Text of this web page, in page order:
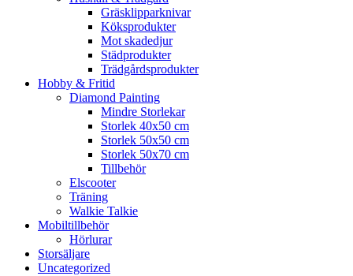
Gräsklipparknivar
Köksprodukter
Mot skadedjur
Städprodukter
Trädgårdsprodukter
Hobby & Fritid
Diamond Painting
Mindre Storlekar
Storlek 40x50 cm
Storlek 50x50 cm
Storlek 50x70 cm
Tillbehör
Elscooter
Träning
Walkie Talkie
Mobiltillbehör
Hörlurar
Storsäljare
Uncategorized